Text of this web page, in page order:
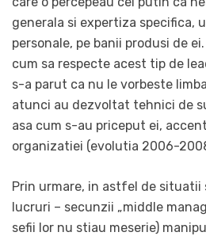
generala si expertiza specifica,
personale, pe banii produsi de
cum sa respecte acest tip de
s-a parut ca nu le vorbeste
atunci au dezvoltat tehnici de
asa cum s-au priceput ei,
organizatiei (evolutia 2006-
Prin urmare, in astfel de situatii
lucruri – secunzii „middle
sefii lor nu stiau meserie)